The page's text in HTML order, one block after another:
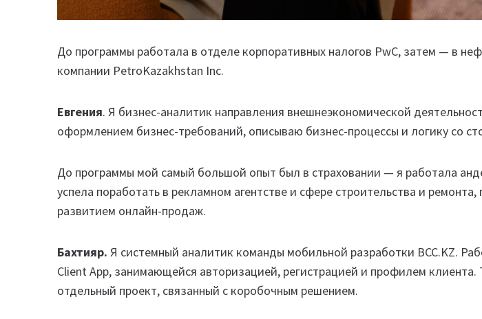
До программы работала в отделе корпоративных налогов PwC, затем — в
компании PetroKazakhstan Inc.
Евгения. Я бизнес-аналитик направления внешнеэкономической
оформлением бизнес-требований, описываю бизнес-процессы и логику со
До программы мой самый большой опыт был в страховании — я работала
успела поработать в рекламном агентстве и сфере строительства и ремонта,
развитием онлайн-продаж.
Бахтияр. Я системный аналитик команды мобильной разработки BCC.KZ.
Client App, занимающейся авторизацией, регистрацией и профилем клиента.
отдельный проект, связанный с коробочным решением.